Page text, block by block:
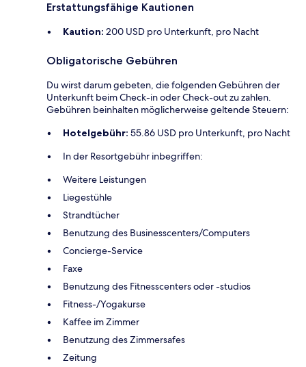
Erstattungsfähige Kautionen
Kaution: 200 USD pro Unterkunft, pro Nacht
Obligatorische Gebühren
Du wirst darum gebeten, die folgenden Gebühren der
Unterkunft beim Check-in oder Check-out zu zahlen.
Gebühren beinhalten möglicherweise geltende Steuern:
Hotelgebühr: 55.86 USD pro Unterkunft, pro Nacht
In der Resortgebühr inbegriffen:
Weitere Leistungen
Liegestühle
Strandtücher
Benutzung des Businesscenters/Computers
Concierge-Service
Faxe
Benutzung des Fitnesscenters oder -studios
Fitness-/Yogakurse
Kaffee im Zimmer
Benutzung des Zimmersafes
Zeitung